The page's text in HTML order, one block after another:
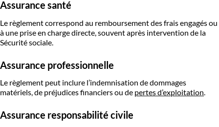
Assurance santé
Le règlement correspond au remboursement des frais engagés ou
à une prise en charge directe, souvent après intervention de la
Sécurité sociale.
Assurance professionnelle
Le règlement peut inclure l’indemnisation de dommages
matériels, de préjudices financiers ou de pertes d’exploitation.
Assurance responsabilité civile